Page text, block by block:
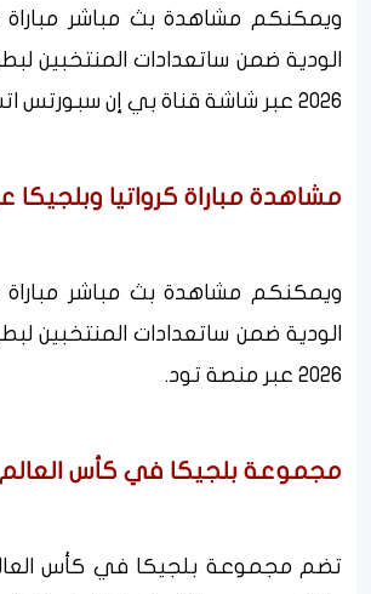
ويمكنكم مشاهدة بث مباشر مباراة
الودية ضمن ساتعدادات المنتخبين
2026 عبر شاشة قناة بي إن سبورتس اتش دي.
مشاهدة مباراة كرواتيا وبلجيكا
ويمكنكم مشاهدة بث مباشر مباراة
الودية ضمن ساتعدادات المنتخبين
2026 عبر منصة تود.
مجموعة بلجيكا في كأس العالم 2026